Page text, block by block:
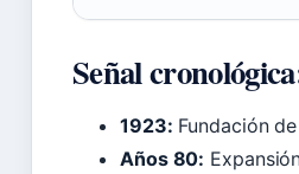
Señal
1923: Fundación
Años 80: